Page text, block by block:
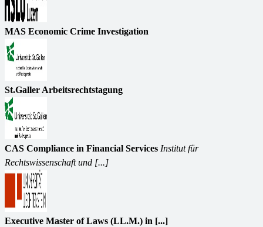
MAS Economic Crime Investigation
St.Galler Arbeitsrechtstagung
CAS Compliance in Financial Services Institut für
Rechtswissenschaft und [...]
Executive Master of Laws (LL.M.) in [...]